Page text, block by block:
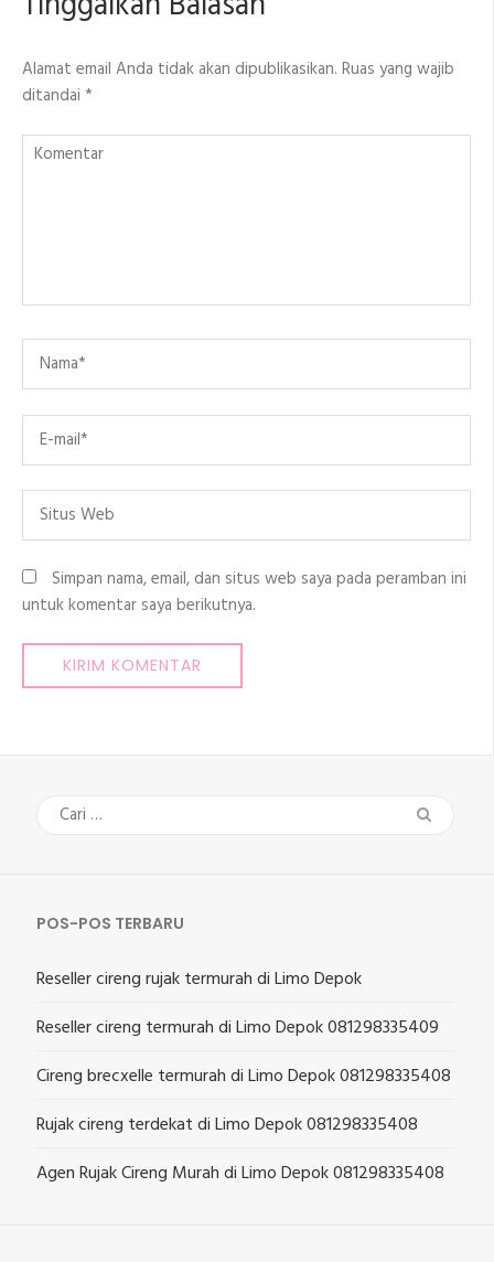
Alamat email Anda tidak akan dipublikasikan. Ruas yang wajib
ditandai *
Komentar
Name
Email
Situs
Web
Simpan nama, email, dan situs web saya pada peramban ini
untuk komentar saya berikutnya.
Cari
untuk:
POS-POS TERBARU
Reseller cireng rujak termurah di Limo Depok
Reseller cireng termurah di Limo Depok 081298335409
Cireng brecxelle termurah di Limo Depok 081298335408
Rujak cireng terdekat di Limo Depok 081298335408
Agen Rujak Cireng Murah di Limo Depok 081298335408